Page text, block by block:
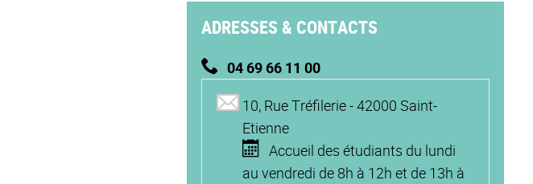
ADRESSES & CONTACTS
04 69 66 11 00
10, Rue Tréfilerie - 42000 Saint-
Etienne
Accueil des étudiants du lundi
au vendredi de 8h à 12h et de 13h à